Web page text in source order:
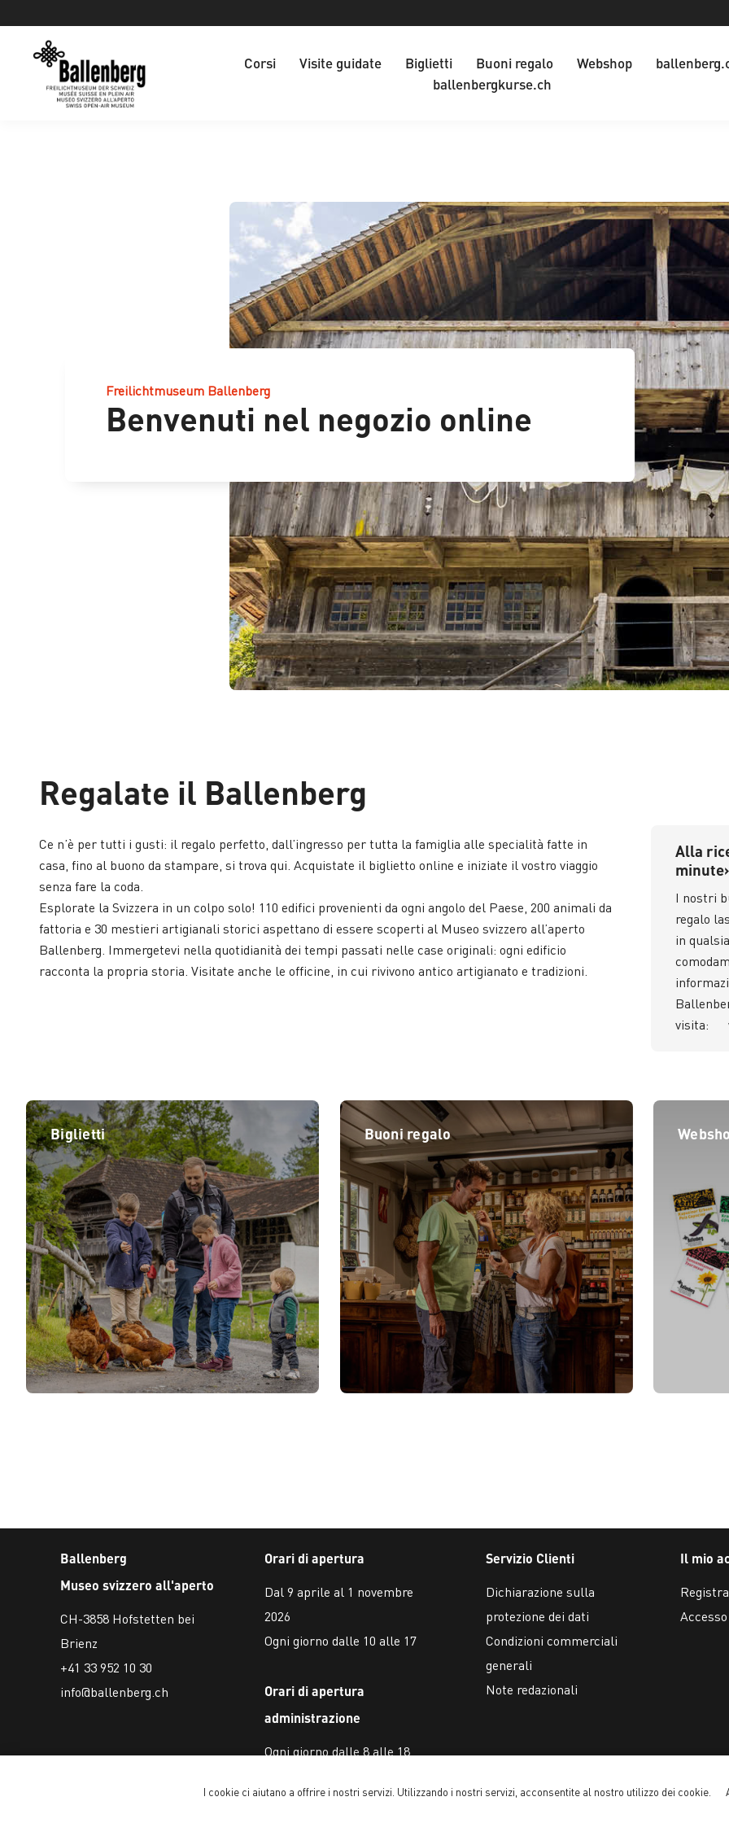
Corsi Visite guidate Biglietti Buoni regalo Webshop
ballenbergkurse.ch
Freilichtmuseum Ballenberg
Benvenuti nel negozio online
Regalate il Ballenberg
Ce n’è per tutti i gusti: il regalo perfetto, dall’ingresso per tutta la famiglia alle specialità fatte in
casa, fino al buono da stampare, si trova qui. Acquistate il biglietto online e iniziate il vostro viaggio
senza fare la coda.
Esplorate la Svizzera in un colpo solo! 110 edifici provenienti da ogni angolo del Paese, 200 animali da
fattoria e 30 mestieri artigianali storici aspettano di essere scoperti al Museo svizzero all’aperto
Ballenberg. Immergetevi nella quotidianità dei tempi passati nelle case originali: ogni edificio
racconta la propria storia. Visitate anche le officine, in cui rivivono antico artigianato e tradizioni.
Alla
I nostri
regalo
in
visita:
Biglietti Buoni regalo
Ballenberg
Museo svizzero all'aperto
CH-3858 Hofstetten bei
Brienz
+41 33 952 10 30
info@ballenberg.ch
Orari di apertura
Dal 9 aprile al 1 novembre
2026
Ogni giorno dalle 10 alle 17
Orari di apertura
administrazione
Ogni giorno dalle 8 alle 18
Servizio Clienti
Dichiarazione sulla
protezione dei dati
Condizioni commerciali
generali
Note redazionali
Il mio
Accesso
I cookie ci aiutano a offrire i nostri servizi. Utilizzando i nostri servizi, acconsentite al nostro utilizzo dei cookie.